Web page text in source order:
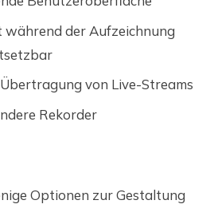
während der Aufzeichnung
von Live-Streams
Rekorder
Optionen zur Gestaltung